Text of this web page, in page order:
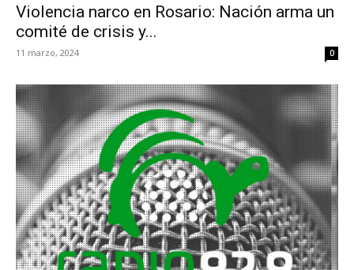
Violencia narco en Rosario: Nación arma un
comité de crisis y...
11 marzo, 2024 0